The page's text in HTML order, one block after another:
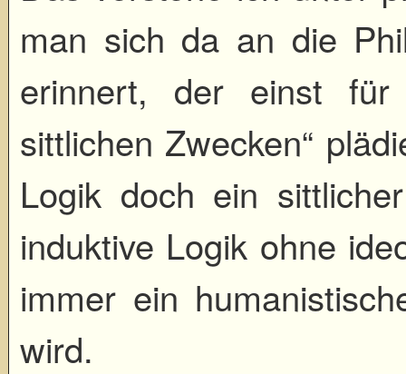
man sich da an die
erinnert, der einst für
sittlichen Zwecken“
Logik doch ein
induktive Logik ohne
immer ein
wird.